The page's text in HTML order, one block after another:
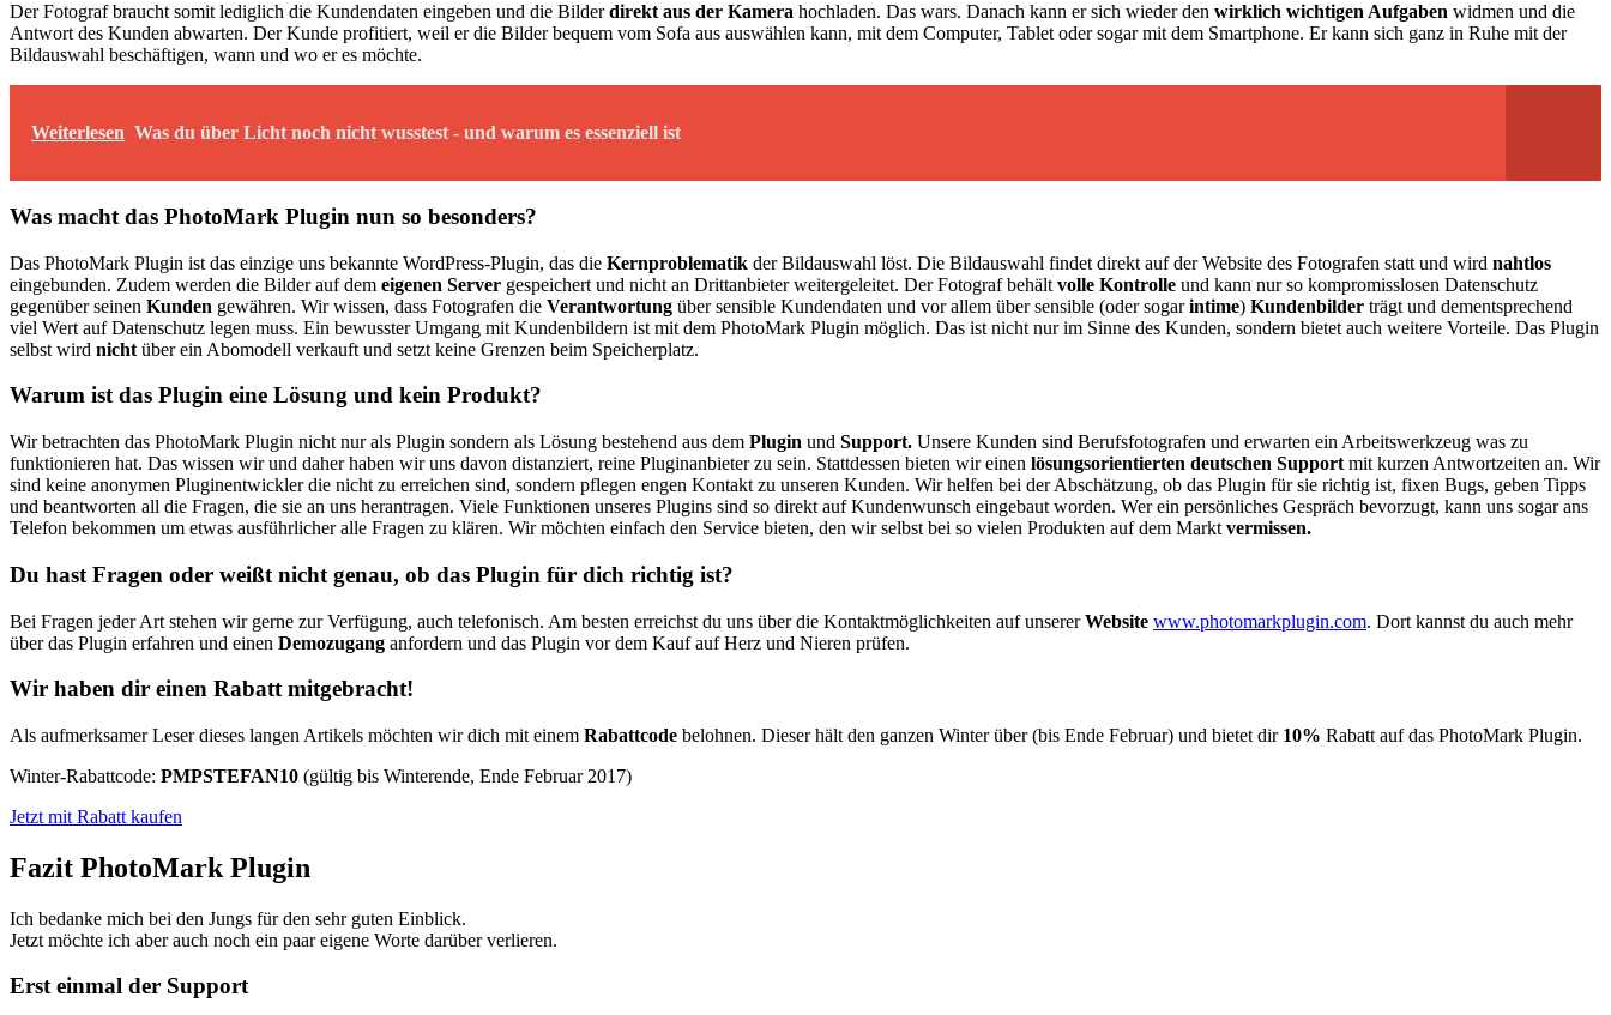
Der Fotograf braucht somit lediglich die Kundendaten eingeben und die Bilderdirekt aus der Kamera hochladen. Das wars. Danach kann er sich wieder den wirklich wichtigen Aufgaben widmen und die
Antwort des Kunden abwarten. Der Kunde profitiert, weil er die Bilder bequem vom Sofa aus auswählen kann, mit dem Computer, Tablet oder sogar mit dem Smartphone. Er kann sich ganz in Ruhe mit der
Bildauswahl beschäftigen, wann und wo er es möchte.
Weiterlesen Was du über Licht noch nicht wusstest - und warum es essenziell ist
Was macht das PhotoMark Plugin nun so besonders?
Das PhotoMark Plugin ist das einzige uns bekannte WordPress-Plugin, das die Kernproblematik der Bildauswahl löst. Die Bildauswahl findet direkt auf der Website des Fotografen statt und wird nahtlos
eingebunden. Zudem werden die Bilder auf dem eigenen Server gespeichert und nicht an Drittanbieter weitergeleitet. Der Fotograf behält volle Kontrolle und kann nur so kompromisslosen Datenschutz
gegenüber seinen Kunden gewähren. Wir wissen, dass Fotografen die Verantwortung über sensible Kundendaten und vor allem über sensible (oder sogarintime) Kundenbilder trägt und dementsprechend
viel Wert auf Datenschutz legen muss. Ein bewusster Umgang mit Kundenbildern ist mit dem PhotoMark Plugin möglich. Das ist nicht nur im Sinne des Kunden, sondern bietet auch weitere Vorteile. Das Plugin
selbst wird nicht über ein Abomodell verkauft und setzt keine Grenzen beim Speicherplatz.
Warum ist das Plugin eine Lösung und kein Produkt?
Wir betrachten das PhotoMark Plugin nicht nur als Plugin sondern als Lösung bestehend aus dem Plugin und Support. Unsere Kunden sind Berufsfotografen und erwarten ein Arbeitswerkzeug was zu
funktionieren hat. Das wissen wir und daher haben wir uns davon distanziert, reine Pluginanbieter zu sein. Stattdessen bieten wir einen lösungsorientierten deutschen Support mit kurzen Antwortzeiten an. Wir
sind keine anonymen Pluginentwickler die nicht zu erreichen sind, sondern pflegen engen Kontakt zu unseren Kunden. Wir helfen bei der Abschätzung, ob das Plugin für sie richtig ist, fixen Bugs, geben Tipps
und beantworten all die Fragen, die sie an uns herantragen. Viele Funktionen unseres Plugins sind so direkt auf Kundenwunsch eingebaut worden. Wer ein persönliches Gespräch bevorzugt, kann uns sogar ans
Telefon bekommen um etwas ausführlicher alle Fragen zu klären. Wir möchten einfach den Service bieten, den wir selbst bei so vielen Produkten auf dem Markt vermissen.
Du hast Fragen oder weißt nicht genau, ob das Plugin für dich richtig ist?
Bei Fragen jeder Art stehen wir gerne zur Verfügung, auch telefonisch. Am besten erreichst du uns über die Kontaktmöglichkeiten auf unsererWebsite www.photomarkplugin.com. Dort kannst du auch mehr
über das Plugin erfahren und einen Demozugang anfordern und das Plugin vor dem Kauf auf Herz und Nieren prüfen.
Wir haben dir einen Rabatt mitgebracht!
Als aufmerksamer Leser dieses langen Artikels möchten wir dich mit einem Rabattcode belohnen. Dieser hält den ganzen Winter über (bis Ende Februar) und bietet dir 10% Rabatt auf das PhotoMark Plugin.
Winter-Rabattcode: PMPSTEFAN10 (gültig bis Winterende, Ende Februar 2017)
Jetzt mit Rabatt kaufen
Fazit PhotoMark Plugin
Ich bedanke mich bei den Jungs für den sehr guten Einblick.
Jetzt möchte ich aber auch noch ein paar eigene Worte darüber verlieren.
Erst einmal der Support